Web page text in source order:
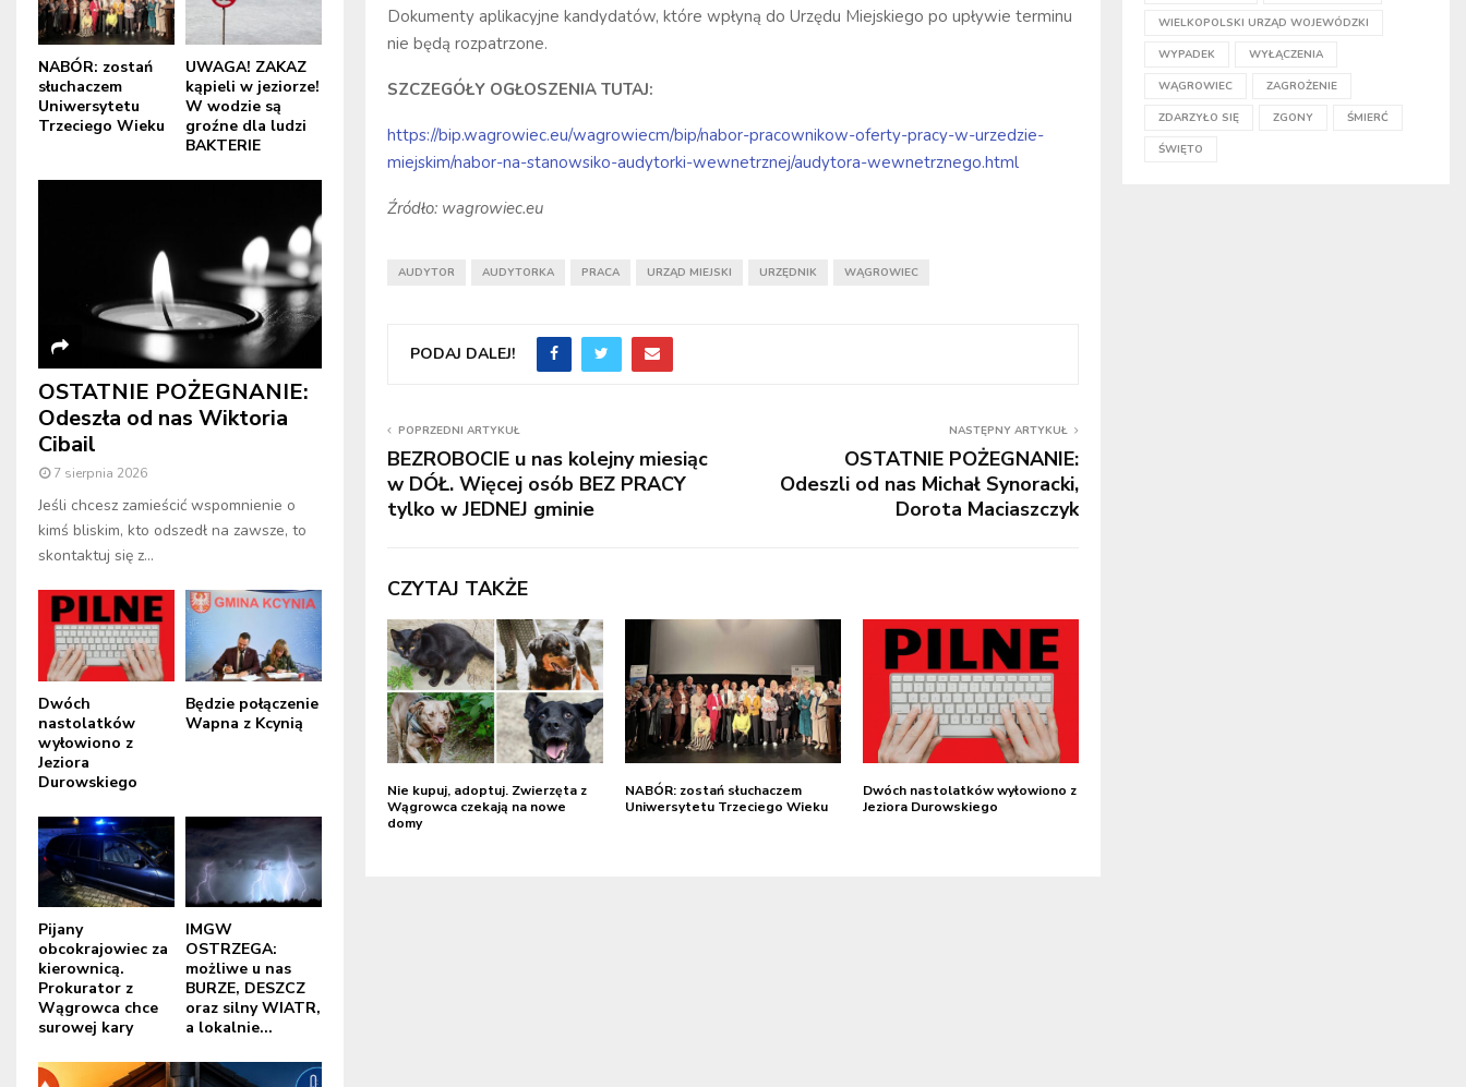
Dokumenty aplikacyjne kandydatów, które wpłyną do Urzędu Miejskiego po upływie terminu
nie będą rozpatrzone.
SZCZEGÓŁY OGŁOSZENIA TUTAJ:
https://bip.wagrowiec.eu/wagrowiecm/bip/nabor-pracownikow-oferty-pracy-w-urzedzie-
miejskim/nabor-na-stanowsiko-audytorki-wewnetrznej/audytora-wewnetrznego.html
Źródło: wagrowiec.eu
AUDYTOR AUDYTORKA PRACA URZĄD MIEJSKI URZĘDNIK WĄGROWIEC
PODAJ DALEJ!
POPRZEDNI ARTYKUŁ
BEZROBOCIE u nas kolejny miesiąc
w DÓŁ. Więcej osób BEZ PRACY
tylko w JEDNEJ gminie
NASTĘPNY ARTYKUŁ
OSTATNIE POŻEGNANIE:
Odeszli od nas Michał Synoracki,
Dorota Maciaszczyk
CZYTAJ TAKŻE
Nie kupuj, adoptuj. Zwierzęta z
Wągrowca czekają na nowe
domy
NABÓR: zostań słuchaczem
Uniwersytetu Trzeciego Wieku
Dwóch nastolatków wyłowiono z
Jeziora Durowskiego
NABÓR: zostań
słuchaczem
Uniwersytetu
Trzeciego Wieku
UWAGA! ZAKAZ
kąpieli w jeziorze!
W wodzie są
groźne dla ludzi
BAKTERIE
OSTATNIE POŻEGNANIE:
Odeszła od nas Wiktoria
Cibail
7 sierpnia 2026
Jeśli chcesz zamieścić wspomnienie o
kimś bliskim, kto odszedł na zawsze, to
skontaktuj się z...
Dwóch
nastolatków
wyłowiono z
Jeziora
Durowskiego
Będzie połączenie
Wapna z Kcynią
Pijany
obcokrajowiec za
kierownicą.
Prokurator z
Wągrowca chce
surowej kary
IMGW
OSTRZEGA:
możliwe u nas
BURZE, DESZCZ
oraz silny WIATR,
a lokalnie...
WIELKOPOLSKI URZĄD WOJEWÓDZKI
WYPADEK WYŁĄCZENIA
WĄGROWIEC ZAGROŻENIE
ZDARZYŁO SIĘ ZGONY ŚMIERĆ
ŚWIĘTO